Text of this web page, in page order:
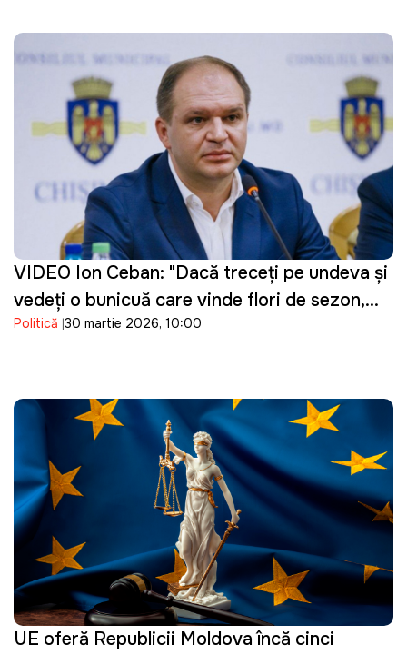
VIDEO Ion Ceban: "Dacă treceți pe undeva și
vedeți o bunicuță care vinde flori de sezon,
cumpărați un buchet"
Politică 30 martie 2026, 10:00
UE oferă Republicii Moldova încă cinci